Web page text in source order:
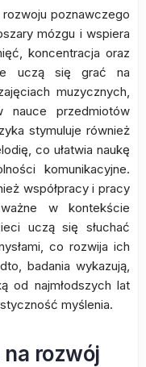
poznawczego
mózgu i wspiera
koncentracja oraz
uczą się grać na
muzycznych,
nauce przedmiotów
stymuluje również
co ułatwia naukę
komunikacyjne.
współpracy i pracy
w kontekście
uczą się słuchać
co rozwija ich
badania wykazują,
od najmłodszych lat
myślenia.
rozwój